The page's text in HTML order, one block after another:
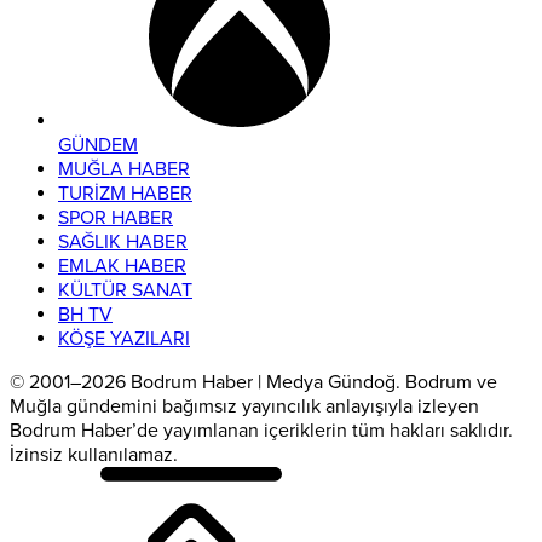
GÜNDEM
MUĞLA HABER
TURİZM HABER
SPOR HABER
SAĞLIK HABER
EMLAK HABER
KÜLTÜR SANAT
BH TV
KÖŞE YAZILARI
© 2001–2026 Bodrum Haber | Medya Gündoğ. Bodrum ve
Muğla gündemini bağımsız yayıncılık anlayışıyla izleyen
Bodrum Haber’de yayımlanan içeriklerin tüm hakları saklıdır.
İzinsiz kullanılamaz.